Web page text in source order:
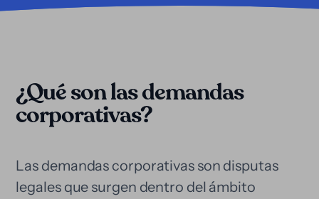
¿Qué son las demandas
corporativas?
Las demandas corporativas son disputas
legales que surgen dentro del ámbito